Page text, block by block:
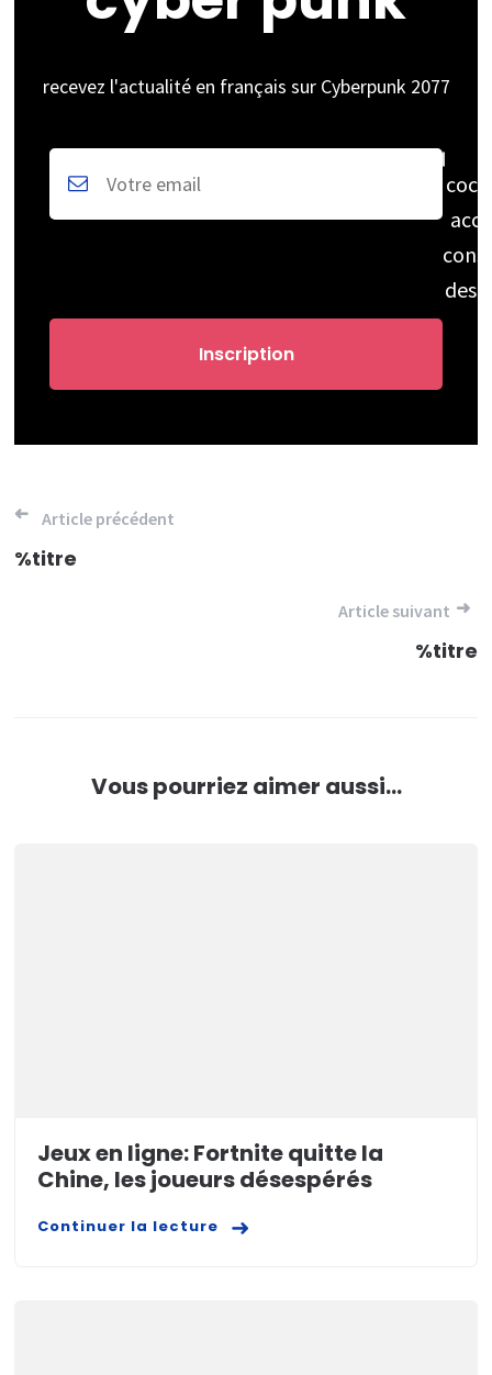
recevez l'actualité en français sur Cyberpunk 2077
des
Navigation
de
Article précédent
%titre
Article suivant
%titre
Vous pourriez aimer aussi...
Jeux en ligne: Fortnite quitte la
Chine, les joueurs désespérés
Continuer la lecture